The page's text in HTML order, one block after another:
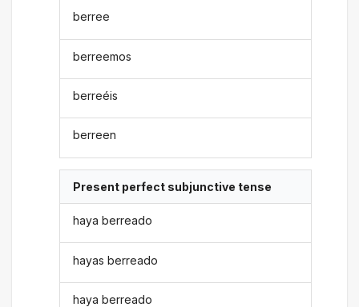
berree
berreemos
berreéis
berreen
Present perfect subjunctive tense
haya berreado
hayas berreado
haya berreado